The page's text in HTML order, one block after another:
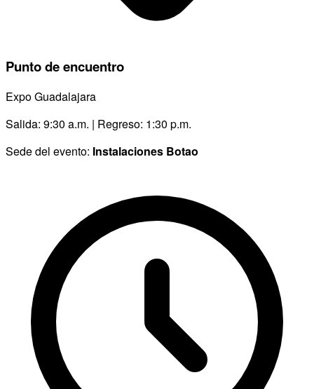
Punto de encuentro
Expo Guadalajara
Salida: 9:30 a.m. | Regreso: 1:30 p.m.
Sede del evento: Instalaciones Botao